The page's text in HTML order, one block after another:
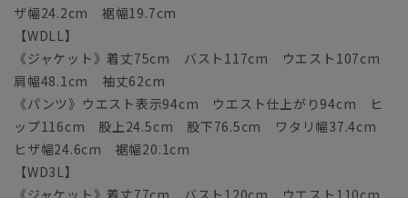
ザ幅24.2cm 裾幅19.7cm
【WDLL】
《ジャケット》着丈75cm バスト117cm ウエスト107cm
肩幅48.1cm 袖丈62cm
《パンツ》ウエスト表示94cm ウエスト仕上がり94cm ヒ
ップ116cm 股上24.5cm 股下76.5cm ワタリ幅37.4cm
ヒザ幅24.6cm 裾幅20.1cm
【WD3L】
《ジャケット》着丈77cm バスト120cm ウエスト110cm